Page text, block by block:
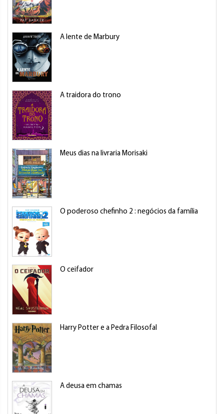
A lente de Marbury
A traidora do trono
Meus dias na livraria Morisaki
O poderoso chefinho 2 : negócios da família
O ceifador
Harry Potter e a Pedra Filosofal
A deusa em chamas